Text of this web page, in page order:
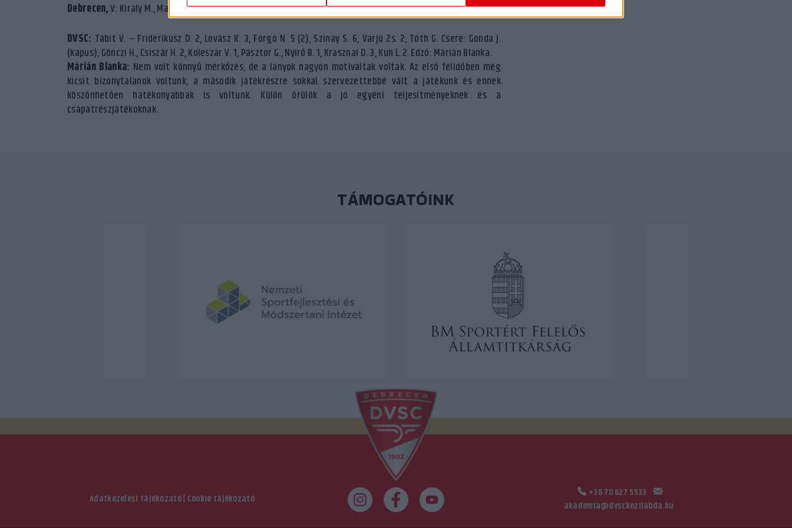
Debrecen,V: Király M., Maródi Á.
DVSC: Tábit V. – Friderikusz D. 2, Lovász K. 3, Forgó N. 5 (2), Szinay S. 6, Varjú Zs. 2, Tóth G. Csere: Gonda J.
(kapus), Gönczi H., Csiszár H. 2, Koleszár V. 1, Pásztor G., Nyírő B. 1, Krasznai D. 3, Kun L. 2. Edző: Márián Blanka.
Márián Blanka: Nem volt könnyű mérkőzés, de a lányok nagyon motiváltak voltak. Az első félidőben még
kicsit bizonytalanok voltunk, a második játékrészre sokkal szervezettebbé vált a játékunk és ennek
köszönhetően hatékonyabbak is voltunk. Külön örülök a jó egyéni teljesítményeknek és a
csapatrészjátékoknak.
TÁMOGATÓINK
Adatkezelési tájékozató| Cookie tájékozató
+36 70 627 5533
akademia@dvsckezilabda.hu